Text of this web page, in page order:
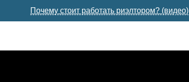
Почему стоит работать риэлтором? (видео)